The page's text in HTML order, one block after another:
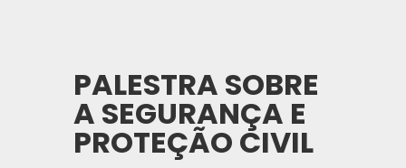
PALESTRA SOBRE
A SEGURANÇA E
PROTEÇÃO CIVIL